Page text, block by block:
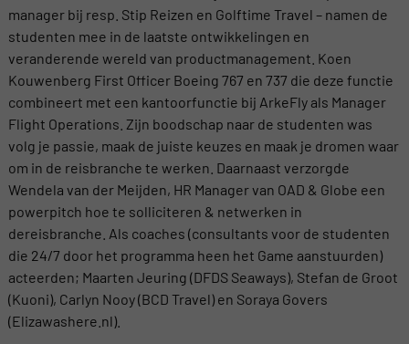
manager bij resp. Stip Reizen en Golftime Travel – namen de
studenten mee in de laatste ontwikkelingen en
veranderende wereld van productmanagement. Koen
Kouwenberg First Officer Boeing 767 en 737 die deze functie
combineert met een kantoorfunctie bij ArkeFly als Manager
Flight Operations. Zijn boodschap naar de studenten was
volg je passie, maak de juiste keuzes en maak je dromen waar
om in de reisbranche te werken. Daarnaast verzorgde
Wendela van der Meijden, HR Manager van OAD & Globe een
powerpitch hoe te solliciteren & netwerken in
dereisbranche. Als coaches (consultants voor de studenten
die 24/7 door het programma heen het Game aanstuurden)
acteerden; Maarten Jeuring (DFDS Seaways), Stefan de Groot
(Kuoni), Carlyn Nooy (BCD Travel) en Soraya Govers
(Elizawashere.nl).